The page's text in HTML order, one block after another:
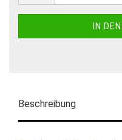
Beschreibung